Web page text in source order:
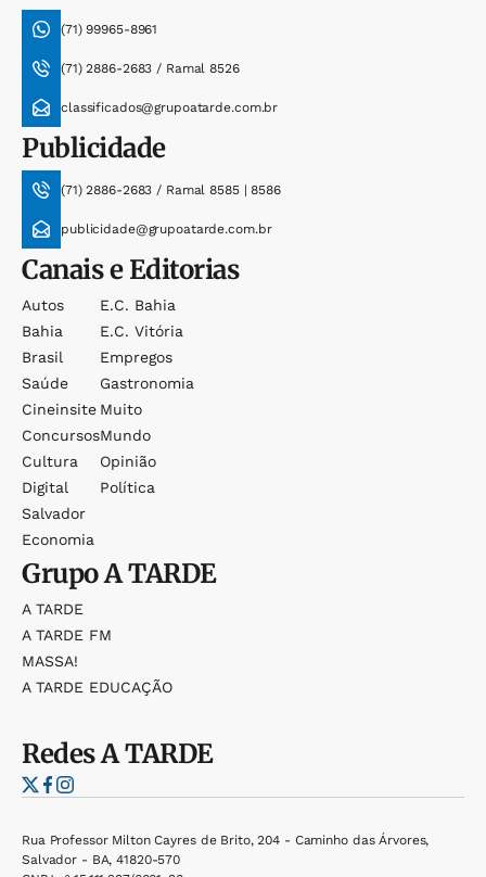
(71) 99965-8961
(71) 2886-2683 / Ramal 8526
classificados@grupoatarde.com.br
Publicidade
(71) 2886-2683 / Ramal 8585 | 8586
publicidade@grupoatarde.com.br
Canais e Editorias
Autos
Bahia
Brasil
Saúde
Cineinsite
Concursos
Cultura
Digital
Salvador
Economia
E.c. Bahia
E.c. Vitória
Empregos
Gastronomia
Muito
Mundo
Opinião
Política
GrupoA TARDE
A TARDE
A TARDE FM
MASSA!
A TARDE EDUCAÇÃO
RedesA TARDE
Rua Professor Milton Cayres de Brito, 204 - Caminho das Árvores,
Salvador - BA, 41820-570